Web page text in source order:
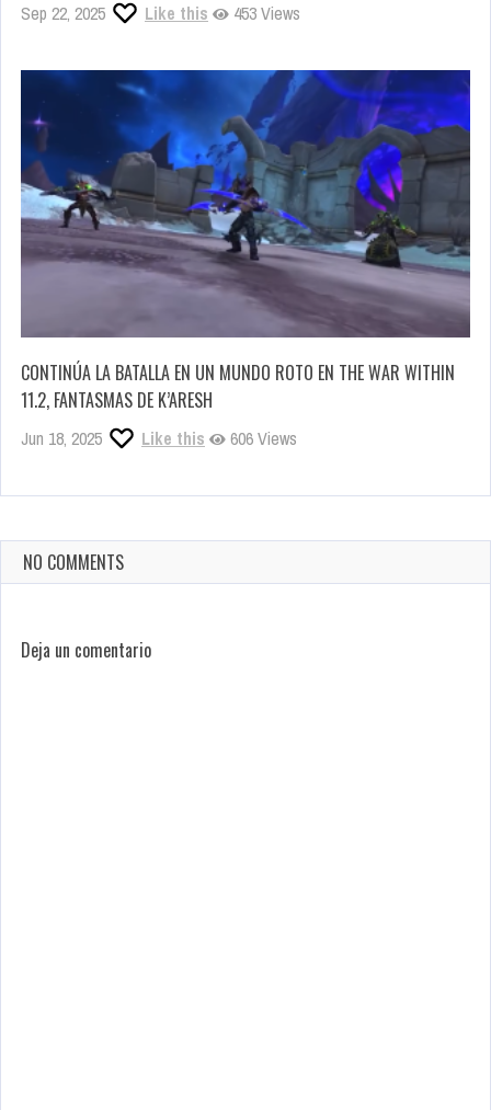
Sep 22, 2025 Like this 453 Views
CONTINÚA LA BATALLA EN UN MUNDO ROTO EN THE WAR WITHIN
11.2, FANTASMAS DE K’ARESH
Jun 18, 2025 Like this 606 Views
NO COMMENTS
Deja un comentario